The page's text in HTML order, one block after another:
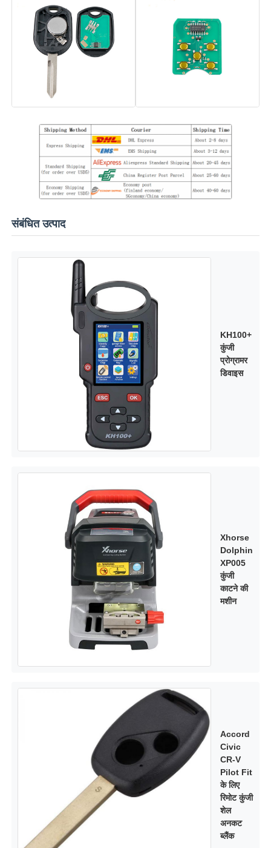
कार की चाबी का खोल
कार की चाबी का ब्लेड
सिंगल एंगल फ्रिलिंग कटर
कार की चाबी प्रोग्रामर
ट्रांसपोंडर चिप
तालाबंदी मशीन
KEYDIY स्मार्ट कुंजी
संबंधित उत्पाद
KH100+
कुंजी
प्रोग्रामर
डिवाइस
Xhorse
Dolphin
XP005
कुंजी
काटने की
मशीन
Accord
Civic
CR-V
Pilot Fit
के लिए
रिमोट कुंजी
शेल
अनकट
ब्लैंक